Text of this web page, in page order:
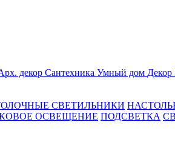
декор Сантехника Умный дом Декор
СВЕТИЛЬНИКИ
ОСВЕЩЕНИЕ ПОДСВЕТКА